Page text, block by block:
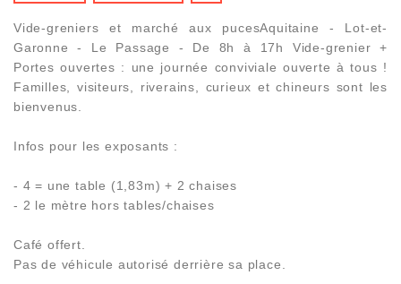
Vide-greniers et marché aux pucesAquitaine - Lot-et-
Garonne - Le Passage - De 8h à 17h Vide-grenier +
Portes ouvertes : une journée conviviale ouverte à tous !
Familles, visiteurs, riverains, curieux et chineurs sont les
bienvenus.
Infos pour les exposants :
- 4 = une table (1,83m) + 2 chaises
- 2 le mètre hors tables/chaises
Café offert.
Pas de véhicule autorisé derrière sa place.